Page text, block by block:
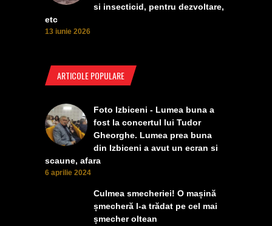
si insecticid, pentru dezvoltare,
etc
13 iunie 2026
ARTICOLE POPULARE
Foto Izbiceni - Lumea buna a
fost la concertul lui Tudor
Gheorghe. Lumea prea buna
din Izbiceni a avut un ecran si
scaune, afara
6 aprilie 2024
Culmea smecheriei! O mașină
șmecheră l-a trădat pe cel mai
șmecher oltean